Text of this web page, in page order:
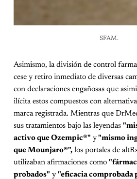
SFAM.
Asimismo, la división de control
cese y retiro inmediato de diversas
con declaraciones engañosas que
ilícita estos compuestos con
marca registrada. Mientras que
sus tratamientos bajo las leyendas
activo que Ozempic®" y"mismo
que Mounjaro®", los portales de
utilizaban afirmaciones como
probados" y "eficacia comprobada